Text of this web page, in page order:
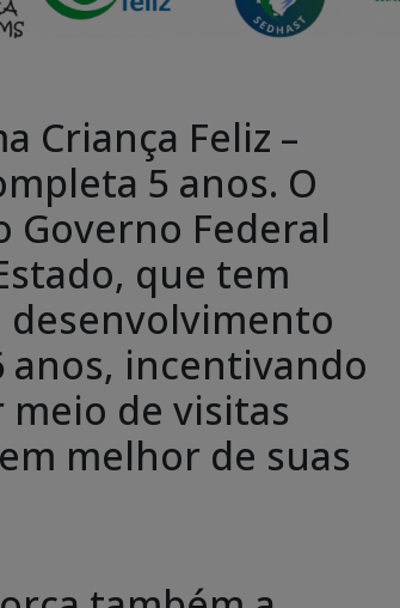
Criança Feliz –
5 anos. O
Governo Federal
que tem
anos, incentivando
de visitas
melhor de suas